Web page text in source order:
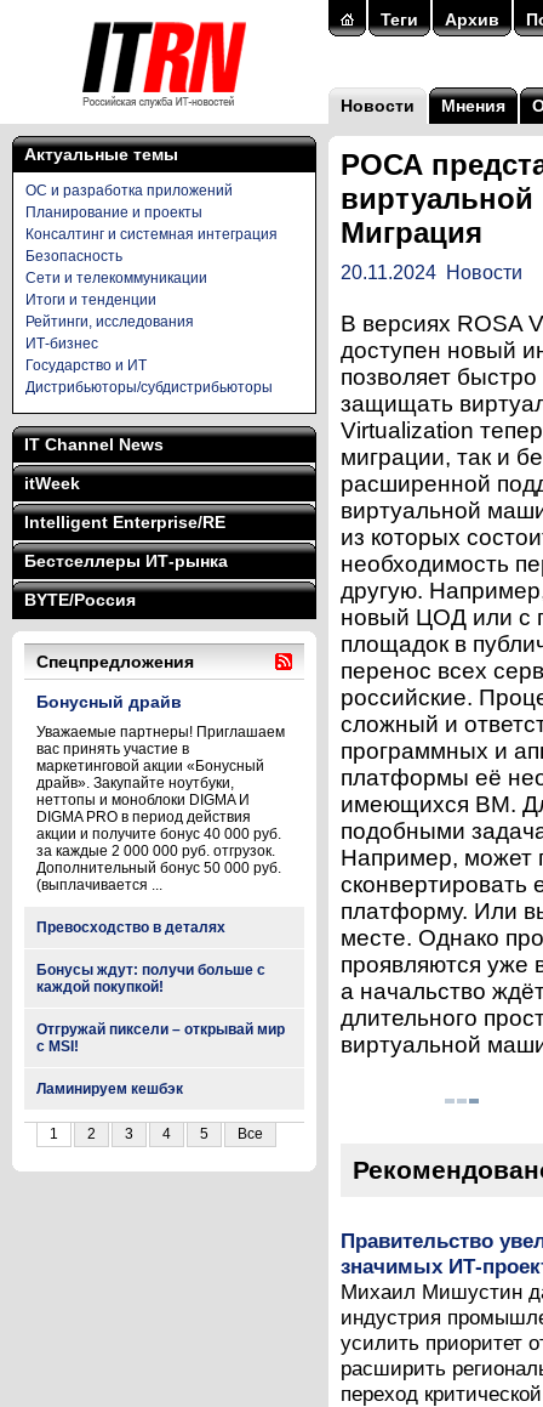
Теги Архив
Новости Мнения
Актуальные темы
ОС и разработка приложений
Планирование и проекты
Консалтинг и системная интеграция
Безопасность
Сети и телекоммуникации
Итоги и тенденции
Рейтинги, исследования
ИТ-бизнес
Государство и ИТ
Дистрибьюторы/субдистрибьюторы
IT Channel News
itWeek
Intelligent Enterprise/RE
Бестселлеры ИТ-рынка
BYTE/Россия
Спецпредложения
Бонусный драйв
Уважаемые партнеры! Приглашаем
вас принять участие в
маркетинговой акции «Бонусный
драйв». Закупайте ноутбуки,
неттопы и моноблоки DIGMA И
DIGMA PRO в период действия
акции и получите бонус 40 000 руб.
за каждые 2 000 000 руб. отгрузок.
Дополнительный бонус 50 000 руб.
(выплачивается ...
Превосходство в деталях
Бонусы ждут: получи больше с
каждой покупкой!
Отгружай пиксели – открывай мир
с MSI!
Ламинируем кешбэк
1 2 3 4 5 Все
РОСА
Миграция
20.11.2024 Новости
В версиях ROSA
доступен новый
позволяет
защищать
Virtualization
миграции, так и
расширенной
виртуальной
из которых
необходимость
другую.
новый ЦОД или с
площадок в
перенос всех
российские.
сложный и
программных и
платформы её
имеющихся ВМ.
подобными
Например, может
сконвертировать
платформу. Или
месте. Однако
проявляются уже
а начальство
длительного
виртуальной
Правительство
значимых ИТ-
Михаил Мишустин
индустрия
усилить приоритет
расширить
переход